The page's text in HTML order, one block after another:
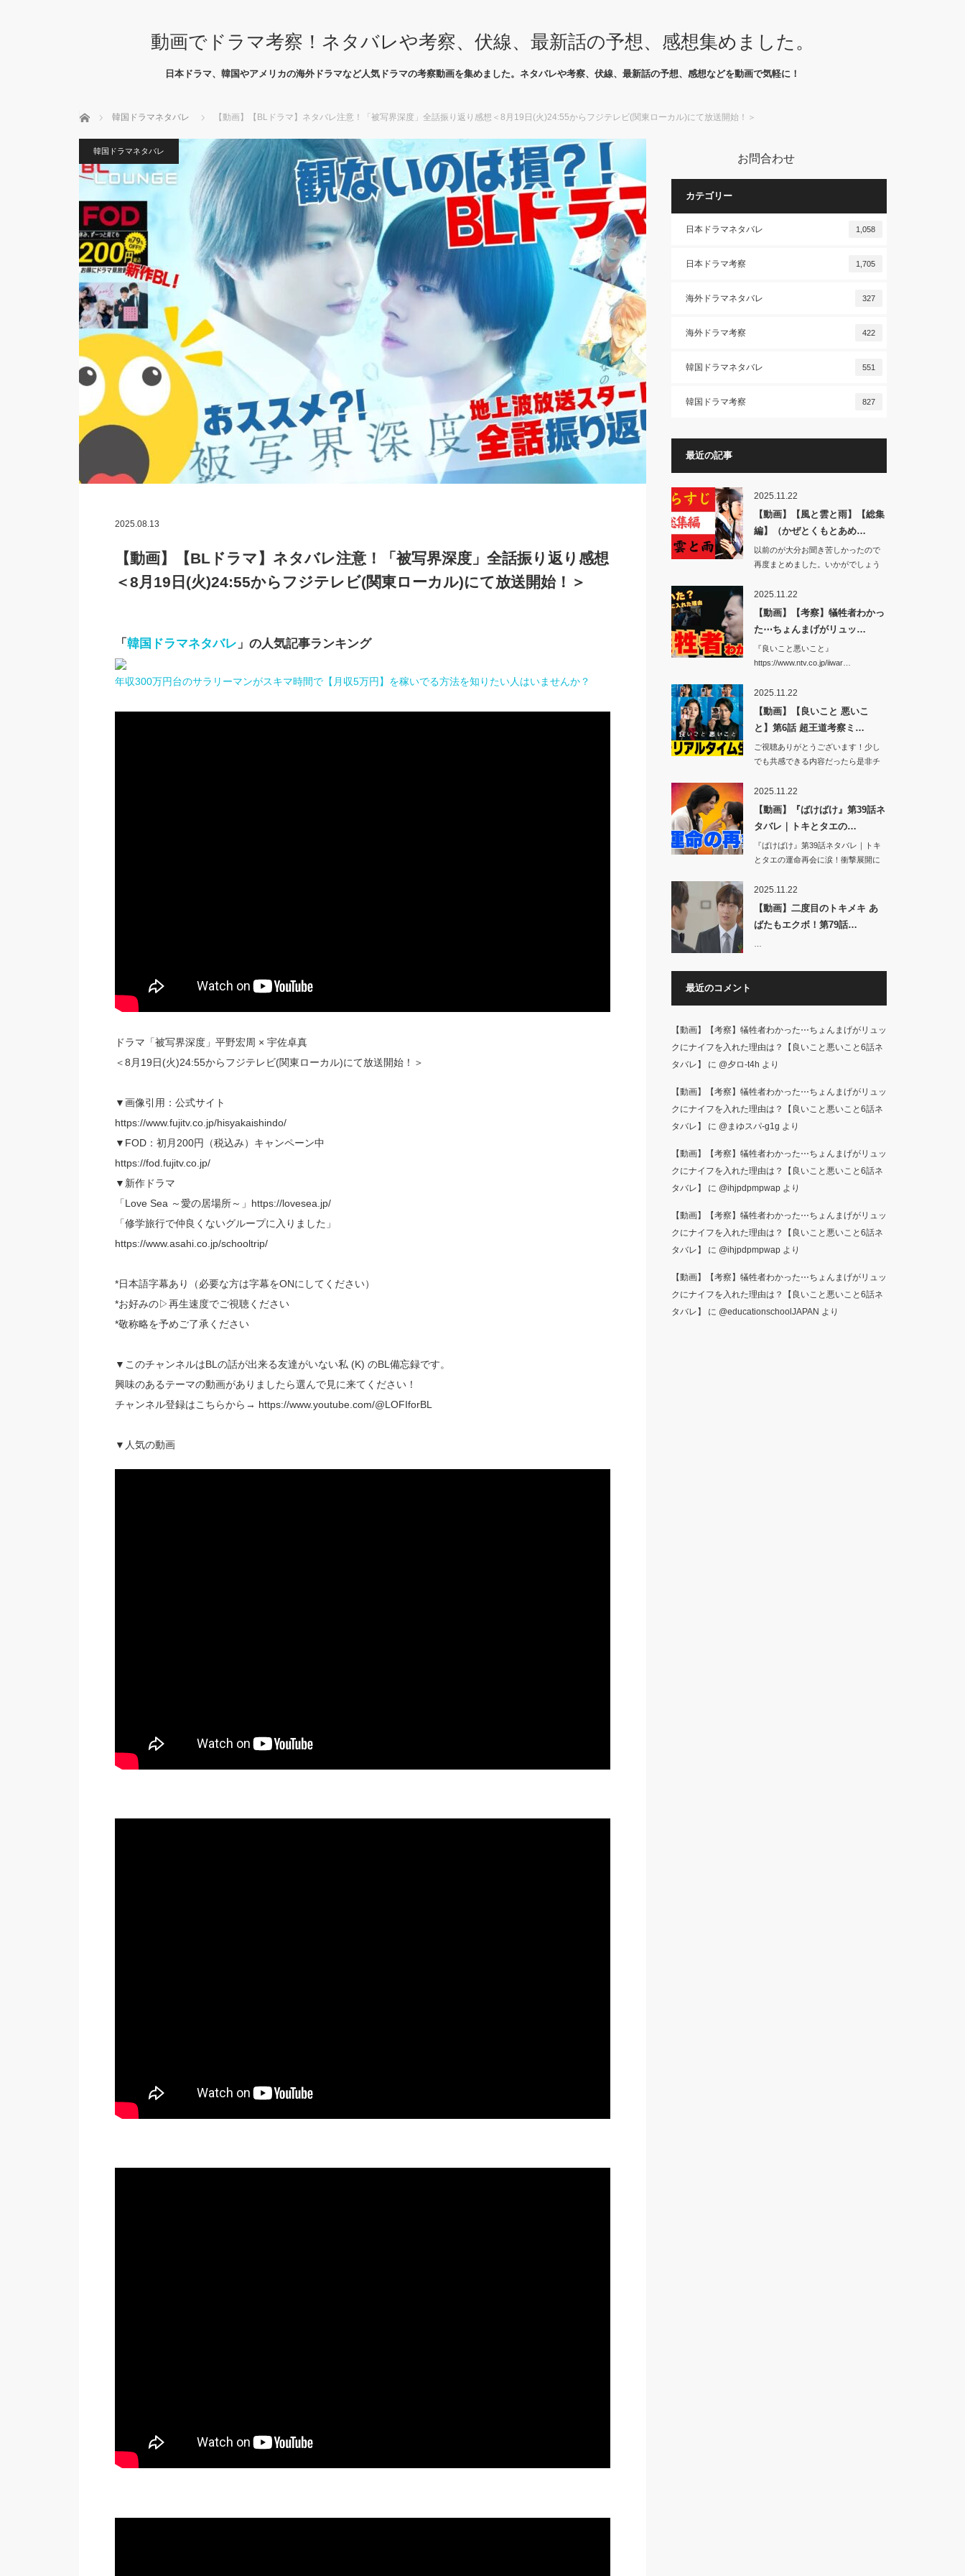
動画でドラマ考察！ネタバレや考察、伏線、最新話の予想、感想集めました。
日本ドラマ、韓国やアメリカの海外ドラマなど人気ドラマの考察動画を集めました。ネタバレや考察、伏線、最新話の予想、感想などを動画で気軽に！
ホーム 韓国ドラマネタバレ 【動画】【BLドラマ】ネタバレ注意！「被写界深度」全話振り返り感想＜8月19日(火)24:55からフジテレビ(関東ローカル)にて放送開始！＞
韓国ドラマネタバレ
2025.08.13
【動画】【BLドラマ】ネタバレ注意！「被写界深度」全話振り返り感想
＜8月19日(火)24:55からフジテレビ(関東ローカル)にて放送開始！＞
「 韓国ドラマネタバレ 」の人気記事ランキング
年収300万円台のサラリーマンがスキマ時間で【月収5万円】を稼いでる方法を知りたい人はいませんか？
ドラマ「被写界深度」平野宏周 × 宇佐卓真
＜8月19日(火)24:55からフジテレビ(関東ローカル)にて放送開始！＞
▼画像引用：公式サイト
https://www.fujitv.co.jp/hisyakaishindo/
▼FOD：初月200円（税込み）キャンペーン中
https://fod.fujitv.co.jp/
▼新作ドラマ
「Love Sea ～愛の居場所～」https://lovesea.jp/
「修学旅行で仲良くないグループに入りました」
https://www.asahi.co.jp/schooltrip/
*日本語字幕あり（必要な方は字幕をONにしてください）
*お好みの▷再生速度でご視聴ください
*敬称略を予めご了承ください
▼このチャンネルはBLの話が出来る友達がいない私 (K) のBL備忘録です。
興味のあるテーマの動画がありましたら選んで見に来てください！
チャンネル登録はこちらから→ https://www.youtube.com/@LOFIforBL
▼人気の動画
お問合わせ
カテゴリー
日本ドラマネタバレ 1,058
日本ドラマ考察 1,705
海外ドラマネタバレ 327
海外ドラマ考察 422
韓国ドラマネタバレ 551
韓国ドラマ考察 827
最近の記事
2025.11.22
【動画】【風と雲と雨】【総集
編】（かぜとくもとあめ…
以前のが大分お聞き苦しかったので
再度まとめました。いかがでしょう
2025.11.22
【動画】【考察】犠牲者わかっ
た⋯ちょんまげがリュッ…
『良いこと悪いこと』
https://www.ntv.co.jp/iiwar…
2025.11.22
【動画】【良いこと 悪いこ
と】第6話 超王道考察ミ…
ご視聴ありがとうございます！少し
でも共感できる内容だったら是非チ
2025.11.22
【動画】『ばけばけ』第39話ネ
タバレ｜トキとタエの…
『ばけばけ』第39話ネタバレ｜トキ
とタエの運命再会に涙！衝撃展開に
2025.11.22
【動画】二度目のトキメキ あ
ばたもエクボ！第79話…
最近のコメント
【動画】【考察】犠牲者わかった⋯ちょんまげがリュッ
クにナイフを入れた理由は？【良いこと悪いこと6話ネ
タバレ】
に @夕ロ-t4h より
【動画】【考察】犠牲者わかった⋯ちょんまげがリュッ
クにナイフを入れた理由は？【良いこと悪いこと6話ネ
タバレ】
に @まゆスパ-g1g より
【動画】【考察】犠牲者わかった⋯ちょんまげがリュッ
クにナイフを入れた理由は？【良いこと悪いこと6話ネ
タバレ】
に @ihjpdpmpwapより
【動画】【考察】犠牲者わかった⋯ちょんまげがリュッ
クにナイフを入れた理由は？【良いこと悪いこと6話ネ
タバレ】
に @ihjpdpmpwapより
【動画】【考察】犠牲者わかった⋯ちょんまげがリュッ
クにナイフを入れた理由は？【良いこと悪いこと6話ネ
タバレ】
に @educationschoolJAPAN より